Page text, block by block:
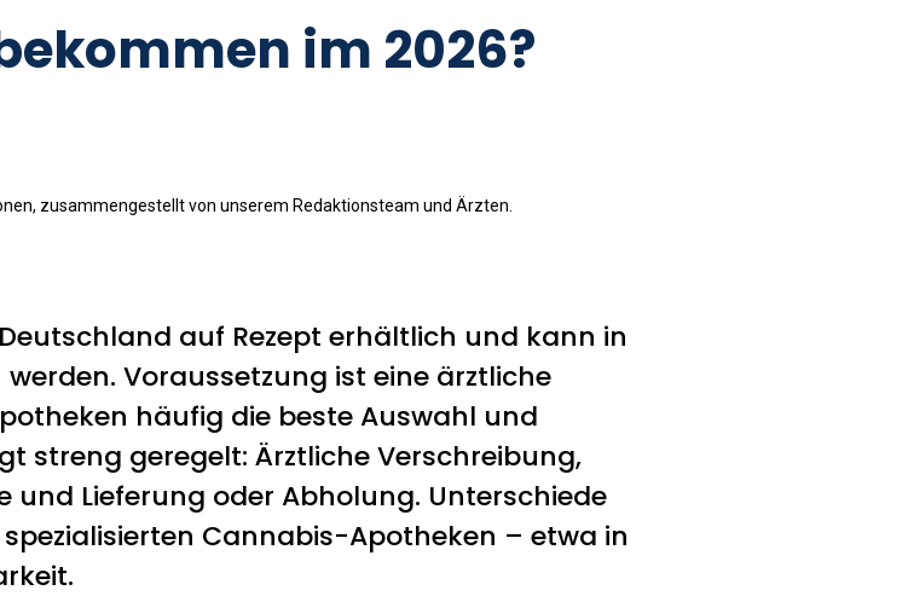
im 2026?
zusammengestellt von unserem Redaktionsteam und Ärzten.
auf Rezept erhältlich und kann in
Voraussetzung ist eine ärztliche
häufig die beste Auswahl und
streng geregelt: Ärztliche Verschreibung,
und Lieferung oder Abholung. Unterschiede
Cannabis-Apotheken – etwa in